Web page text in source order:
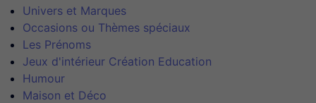
Univers et Marques
Occasions ou Thèmes spéciaux
Les Prénoms
Jeux d'intérieur Création Education
Humour
Maison et Déco